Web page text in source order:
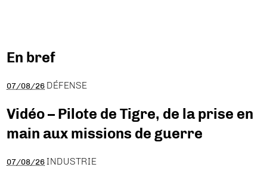
En bref
07/08/26 DÉFENSE
Vidéo – Pilote de Tigre, de la prise en
main aux missions de guerre
07/08/26 INDUSTRIE